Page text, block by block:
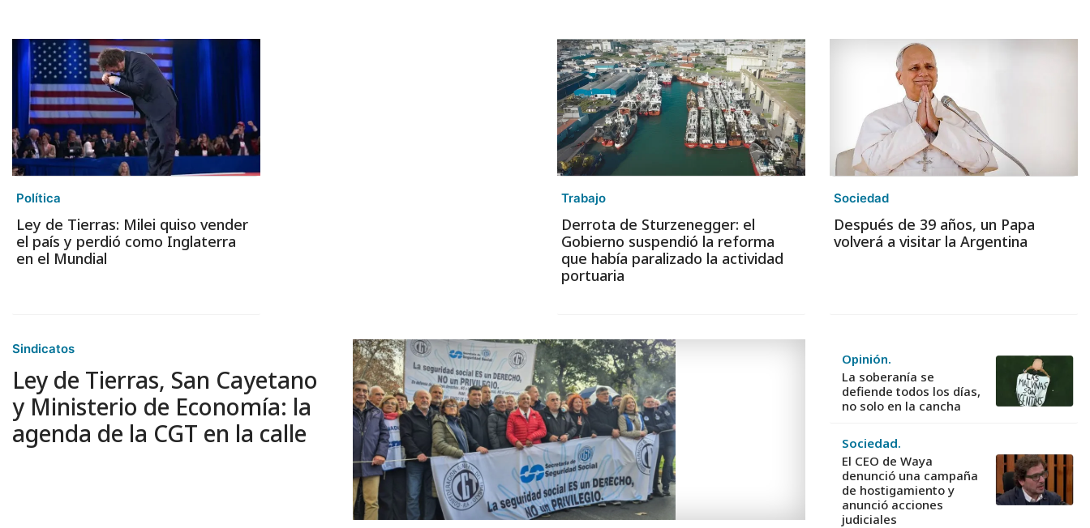
Política
Ley de Tierras: Milei quiso vender
el país y perdió como Inglaterra
en el Mundial
Trabajo
Derrota de Sturzenegger: el
Gobierno suspendió la reforma
que había paralizado la actividad
portuaria
Sociedad
Después de 39 años, un Papa
volverá a visitar la Argentina
Sindicatos
Ley de Tierras, San Cayetano
y Ministerio de Economía: la
agenda de la CGT en la calle
Opinión.
La soberanía se
defiende todos los días,
no solo en la cancha
Sociedad.
El CEO de Waya
denunció una campaña
de hostigamiento y
anunció acciones
judiciales